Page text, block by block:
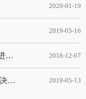
2020-01-19
2019-05-16
2018年12月7日 强强联手，共同推进电子器件领域APS应用典范 风华高科生产自动化工业互联网应用项目-APS项目启动会 2018-12-07
生产管理软件系统基于信息化的解决方案 2019-05-13